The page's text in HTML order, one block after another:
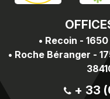
• Recoin -
• Roche Béranger -
+ 33